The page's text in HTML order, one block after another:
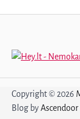
Copyright © 2026
Blog byAscendoor